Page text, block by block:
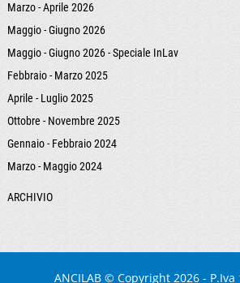
Marzo - Aprile 2026
Maggio - Giugno 2026
Maggio - Giugno 2026 - Speciale InLav
Febbraio - Marzo 2025
Aprile - Luglio 2025
Ottobre - Novembre 2025
Gennaio - Febbraio 2024
Marzo - Maggio 2024
ARCHIVIO
ANCILAB© Copyright 2026 - P.Iva